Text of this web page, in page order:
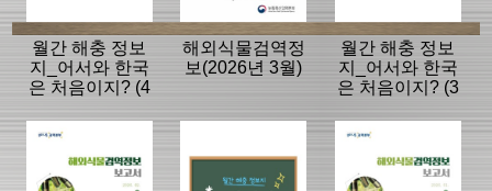
월간 해충 정보
지_어서와 한국
은 처음이지? (4
해외식물검역정
보(2026년 3월)
월간 해충 정보
지_어서와 한국
은 처음이지? (3